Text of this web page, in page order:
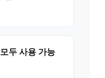
두 사용 가능